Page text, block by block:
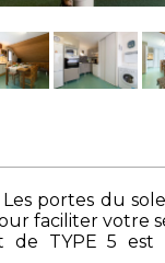
Les portes du
faciliter votre
de TYPE 5